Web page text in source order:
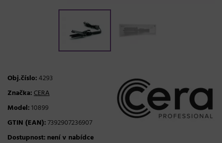
Obj.číslo:4293
Značka:CERA
Model:10899
GTIN (EAN):7392907236907
Dostupnost: není v nabídce